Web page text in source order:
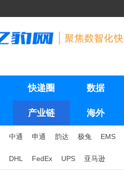
快递圈 数据
产业链 海外
中通 申通 韵达 极兔 EMS
DHL FedEx UPS 亚马逊